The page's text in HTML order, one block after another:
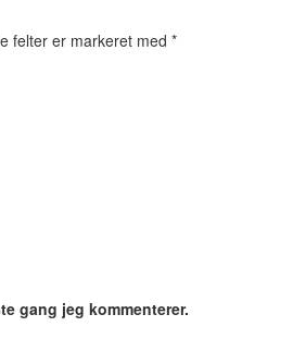
felter er markeret med *
gang jeg kommenterer.